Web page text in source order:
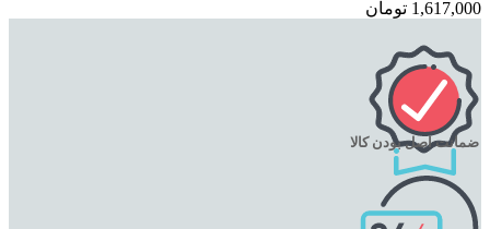
1,617,000 تومان
ضمانت اصل بودن کالا